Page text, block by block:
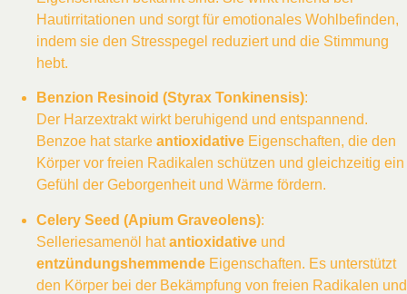
Hautirritationen und sorgt für emotionales Wohlbefinden,
indem sie den Stresspegel reduziert und die Stimmung
hebt.
Benzion Resinoid (Styrax Tonkinensis):
Der Harzextrakt wirkt beruhigend und entspannend.
Benzoe hat starke antioxidative Eigenschaften, die den
Körper vor freien Radikalen schützen und gleichzeitig ein
Gefühl der Geborgenheit und Wärme fördern.
Celery Seed (Apium Graveolens):
Selleriesamenöl hatantioxidative und
entzündungshemmende Eigenschaften. Es unterstützt
den Körper bei der Bekämpfung von freien Radikalen und